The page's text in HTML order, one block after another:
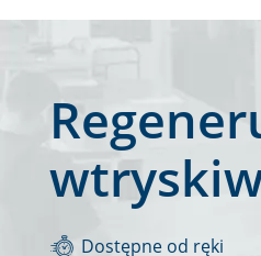
Dostępne od ręki